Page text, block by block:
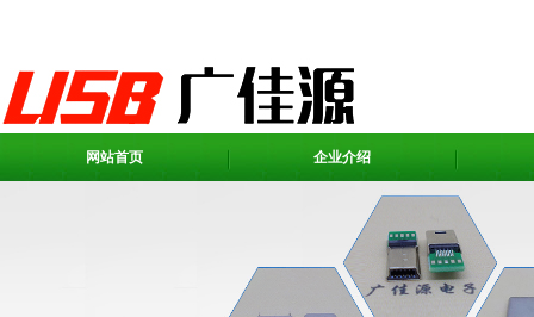
网站首页 企业介绍